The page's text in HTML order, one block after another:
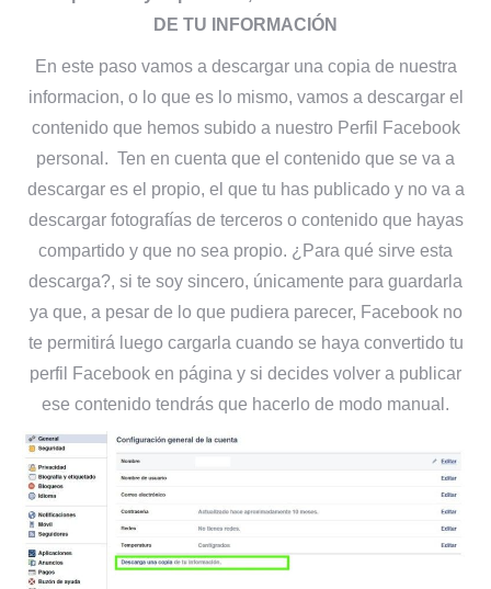
DE TU INFORMACIÓN
En este paso vamos a descargar una copia de nuestra
informacion, o lo que es lo mismo, vamos a descargar el
contenido que hemos subido a nuestro Perfil Facebook
personal. Ten en cuenta que el contenido que se va a
descargar es el propio, el que tu has publicado y no va a
descargar fotografías de terceros o contenido que hayas
compartido y que no sea propio. ¿Para qué sirve esta
descarga?, si te soy sincero, únicamente para guardarla
ya que, a pesar de lo que pudiera parecer, Facebook no
te permitirá luego cargarla cuando se haya convertido tu
perfil Facebook en página y si decides volver a publicar
ese contenido tendrás que hacerlo de modo manual.